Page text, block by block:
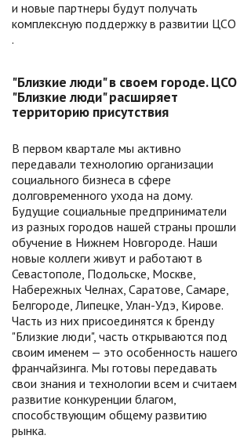
и новые партнеры будут получать
комплексную поддержку в развитии ЦСО
.
"Близкие люди" в своем городе. ЦСО
"Близкие люди" расширяет
территорию присутствия
В первом квартале мы активно
передавали технологию организации
социального бизнеса в сфере
долговременного ухода на дому.
Будущие социальные предприниматели
из разных городов нашей страны прошли
обучение в Нижнем Новгороде. Наши
новые коллеги живут и работают в
Севастополе, Подольске, Москве,
Набережных Челнах, Саратове, Самаре,
Белгороде, Липецке, Улан-Удэ, Кирове.
Часть из них присоединятся к бренду
"Близкие люди", часть открываются под
своим именем — это особенность нашего
франчайзинга. Мы готовы передавать
свои знания и технологии всем и считаем
развитие конкуренции благом,
способствующим общему развитию
рынка.